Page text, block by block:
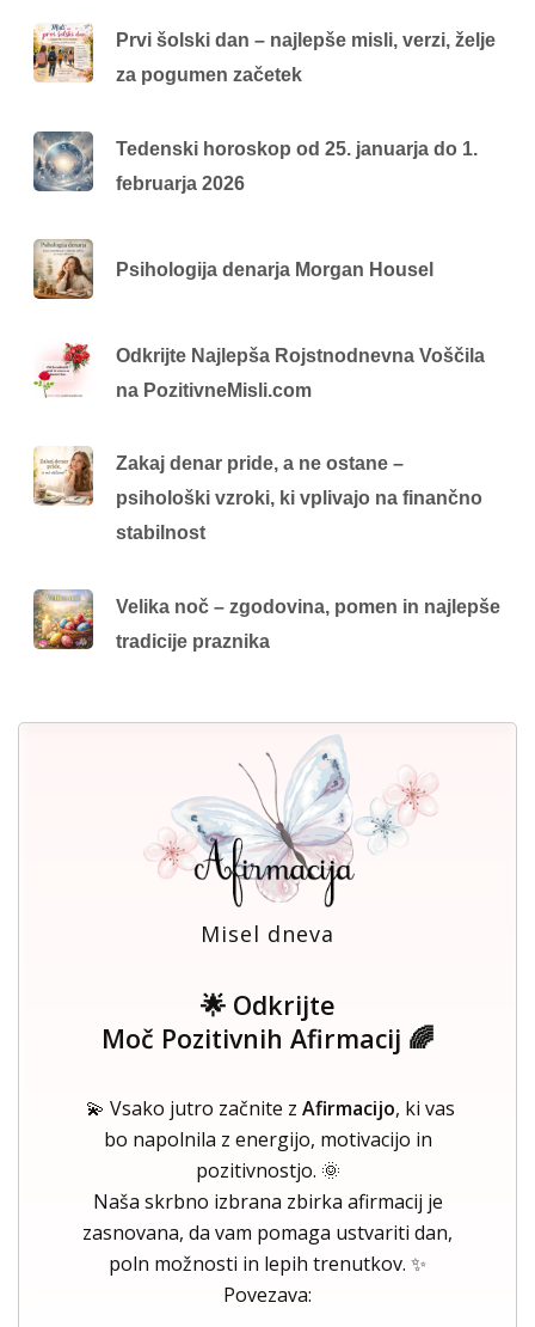
Prvi šolski dan – najlepše misli, verzi, želje
za pogumen začetek
Tedenski horoskop od 25. januarja do 1.
februarja 2026
Psihologija denarja Morgan Housel
Odkrijte Najlepša Rojstnodnevna Voščila
na PozitivneMisli.com
Zakaj denar pride, a ne ostane –
psihološki vzroki, ki vplivajo na finančno
stabilnost
Velika noč – zgodovina, pomen in najlepše
tradicije praznika
Misel dneva
🌟 Odkrijte
Moč Pozitivnih Afirmacij 🌈
💫 Vsako jutro začnite z Afirmacijo, ki vas
bo napolnila z energijo, motivacijo in
pozitivnostjo. 🌞
Naša skrbno izbrana zbirka afirmacij je
zasnovana, da vam pomaga ustvariti dan,
poln možnosti in lepih trenutkov. ✨
Povezava: